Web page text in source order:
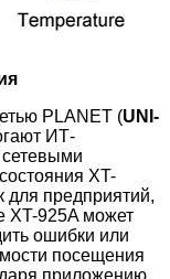
PLANET (UNI-
ИТ-
XT-
для предприятий,
XT-925A может
ошибки или
посещения
приложению